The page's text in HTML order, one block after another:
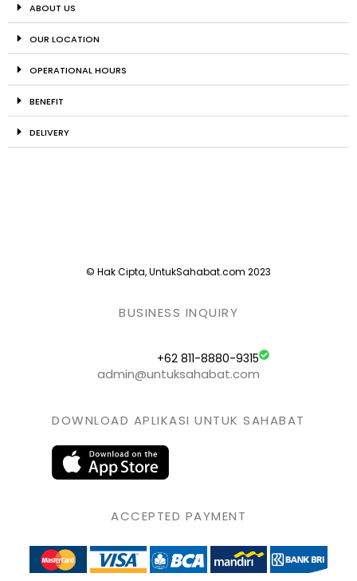
ABOUT US
OUR LOCATION
OPERATIONAL HOURS
BENEFIT
DELIVERY
© Hak Cipta, UntukSahabat.com 2023
BUSINESS INQUIRY
+62 811-8880-9315
admin@untuksahabat.com
DOWNLOAD APLIKASI UNTUK SAHABAT
ACCEPTED PAYMENT